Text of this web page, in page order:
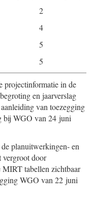
2
4
5
5
projectinformatie in de
en jaarverslag
van toezegging
bij WGO van 24 juni
planuitwerkingen- en
vergroot door
MIRT tabellen zichtbaar
WGO van 22 juni